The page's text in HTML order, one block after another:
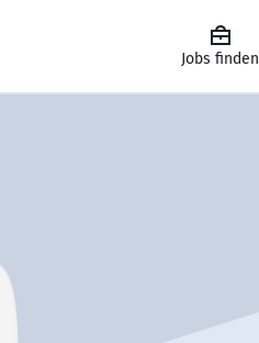
Jobs finden